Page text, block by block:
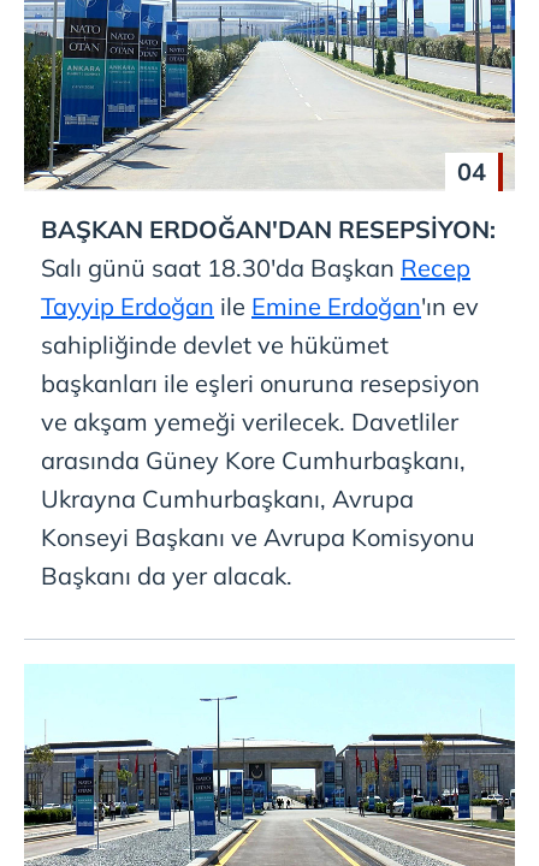
04
BAŞKAN ERDOĞAN'DAN RESEPSİYON:
Salı günü saat 18.30'da Başkan Recep
Tayyip Erdoğan ile Emine Erdoğan'ın ev
sahipliğinde devlet ve hükümet
başkanları ile eşleri onuruna resepsiyon
ve akşam yemeği verilecek. Davetliler
arasında Güney Kore Cumhurbaşkanı,
Ukrayna Cumhurbaşkanı, Avrupa
Konseyi Başkanı ve Avrupa Komisyonu
Başkanı da yer alacak.